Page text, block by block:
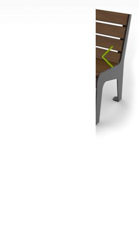
Stacje do dezynfekcji